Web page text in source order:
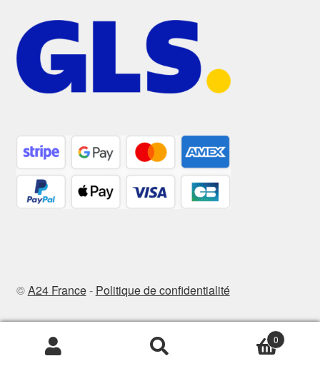
©A24 France- Politique de confidentialité
Recherche
Recherche
0